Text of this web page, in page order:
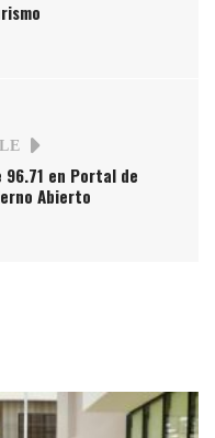
96.71 en Portal de
Abierto